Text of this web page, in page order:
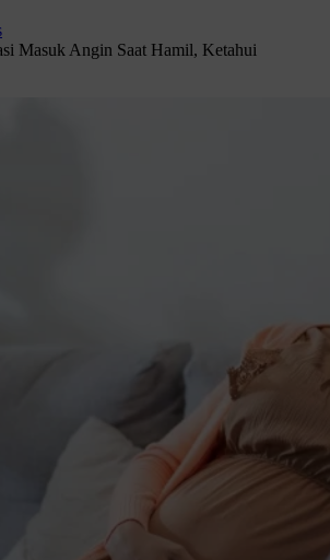
Masuk Angin Saat Hamil, Ketahui